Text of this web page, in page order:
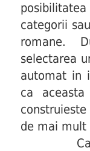
categorii
romane.
selectarea
automat in
ca
de mai mult